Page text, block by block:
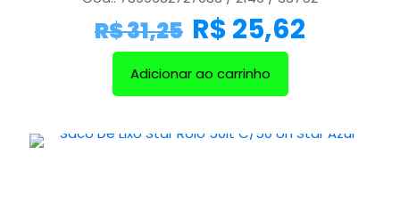
R$31,25 R$25,62
Adicionar ao carrinho